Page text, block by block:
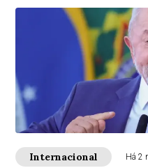
Internacional Há 2